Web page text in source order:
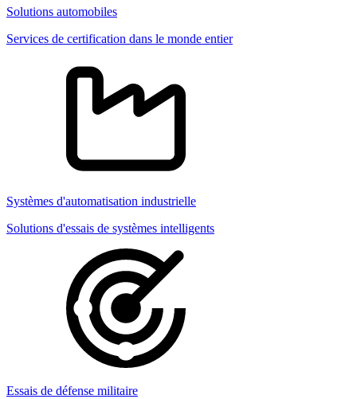
Solutions automobiles
Services de certification dans le monde entier
Systèmes d'automatisation industrielle
Solutions d'essais de systèmes intelligents
Essais de défense militaire